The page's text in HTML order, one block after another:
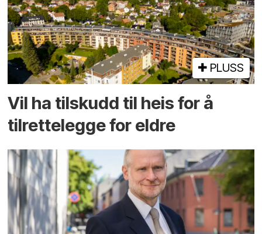
PLUSS
Vil ha tilskudd til heis for å
tilrettelegge for eldre